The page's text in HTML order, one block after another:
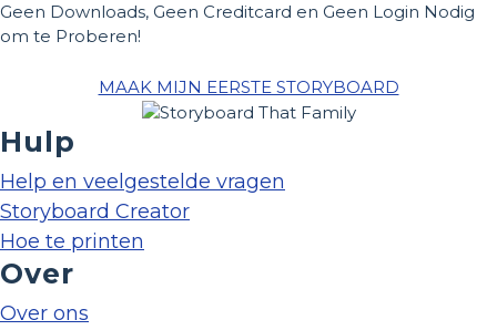
Geen Downloads, Geen Creditcard en Geen Login Nodig
om te Proberen!
MAAK MIJN EERSTE STORYBOARD
Hulp
Help en veelgestelde vragen
Storyboard Creator
Hoe te printen
Over
Over ons